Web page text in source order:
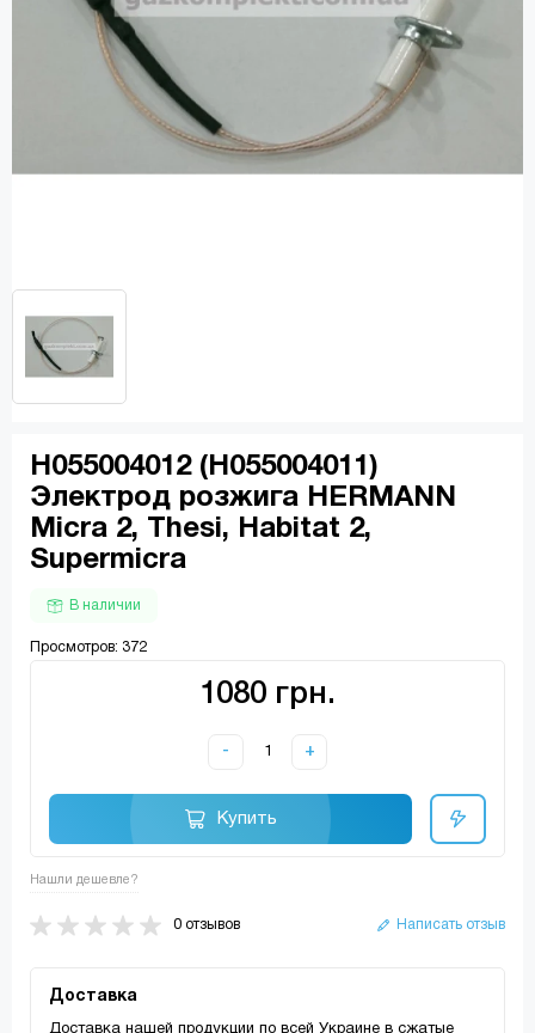
H055004012 (H055004011)
Электрод розжига HERMANN
Micra 2, Thesi, Habitat 2,
Supermicra
В наличии
Просмотров: 372
1080 грн.
- +
Купить
Нашли дешевле?
0 отзывов Написать отзыв
Доставка
Доставка нашей продукции по всей Украине в сжатые